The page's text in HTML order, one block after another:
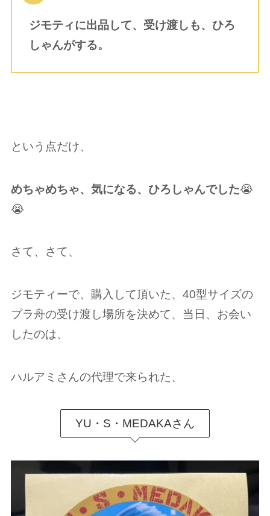
ジモティに出品して、受け渡しも、ひろ
しゃんがする。
という点だけ、
めちゃめちゃ、気になる、ひろしゃんでした😭
😭
さて、さて、
ジモティーで、購入して頂いた、40型サイズの
プラ舟の受け渡し場所を決めて、当日、お会い
したのは、
ハルアミさんの代理で来られた、
YU・S・MEDAKAさん